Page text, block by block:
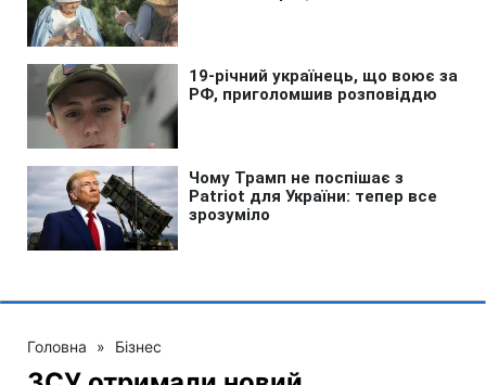
Головна » Бізнес